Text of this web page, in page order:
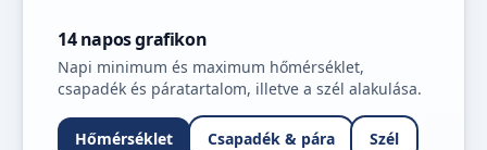
14 napos grafikon
Napi minimum és maximum hőmérséklet,
csapadék és páratartalom, illetve a szél alakulása.
Hőmérséklet Csapadék & pára Szél